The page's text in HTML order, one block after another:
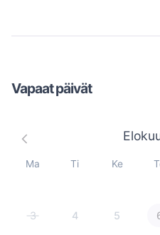
Vapaat päivät
Ma Ti Ke
3 4 5